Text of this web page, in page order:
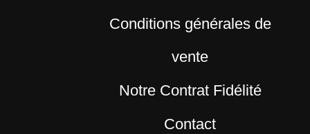
Conditions générales de
vente
Notre Contrat Fidélité
Contact